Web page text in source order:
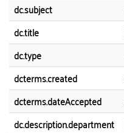
dc.subject
dc.title
dc.type
dcterms.created
dcterms.dateAccepted
dc.description.department